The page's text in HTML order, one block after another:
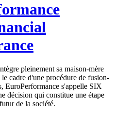
pleinement sa maison-mère
cadre d'une procédure de fusion-
EuroPerformance s'appelle SIX
décision qui constitue une étape
de la société.